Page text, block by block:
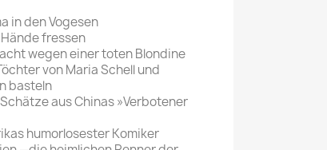
in den Vogesen
fressen
wegen einer toten Blondine
von Maria Schell und
basteln
aus Chinas »Verbotener
humorlosester Komiker